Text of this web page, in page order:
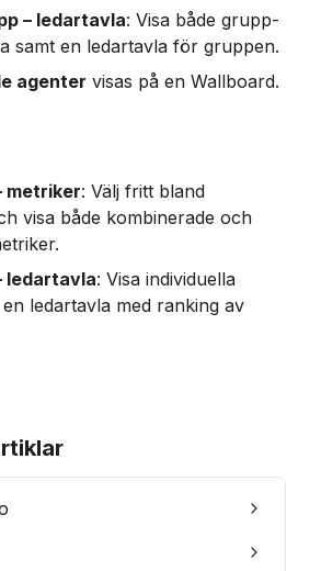
– ledartavla: Visa både grupp-
samt en ledartavla för gruppen.
agenter visas på en Wallboard.
metriker: Välj fritt bland
visa både kombinerade och
ledartavla: Visa individuella
ledartavla med ranking av